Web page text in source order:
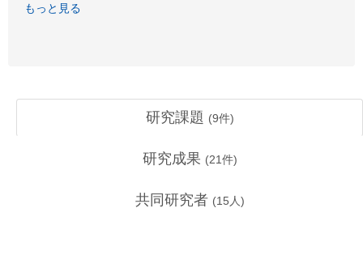
もっと見る
研究課題 (9件)
研究成果 (21件)
共同研究者 (15 人)